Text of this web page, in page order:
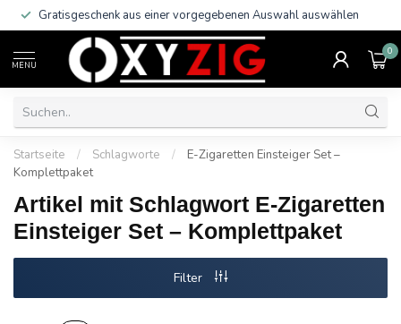
Gratisgeschenk aus einer vorgegebenen Auswahl auswählen
MENU
0
Startseite / Schlagworte /
E-Zigaretten Einsteiger Set –
Komplettpaket
Artikel mit Schlagwort E-Zigaretten
Einsteiger Set – Komplettpaket
Filter